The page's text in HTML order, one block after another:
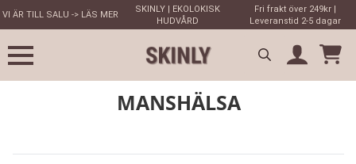
VI ÄR TILL SALU -> LÄS MER
SKINLY | EKOLOKISK
HUDVÅRD
Fri frakt över 249kr |
Leveranstid 2-5 dagar
Search
MANSHÄLSA